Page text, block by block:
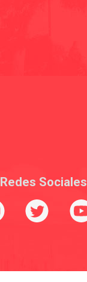
Redes Sociales